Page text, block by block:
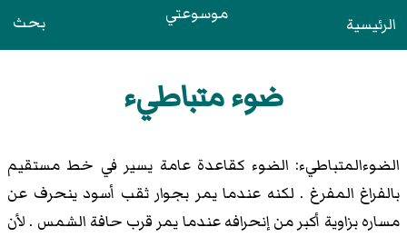
الرئيسية موسوعتي بحث
ضوء متباطيء
الضوءالمتباطيء: الضوء كقاعدة عامة يسير في خط مستقيم
بالفراغ المفرغ . لكنه عندما يمر بجوار ثقب أسود ينحرف عن
مساره بزاوية أكبر من إنحرافه عندما يمر قرب حافة الشمس . لأن